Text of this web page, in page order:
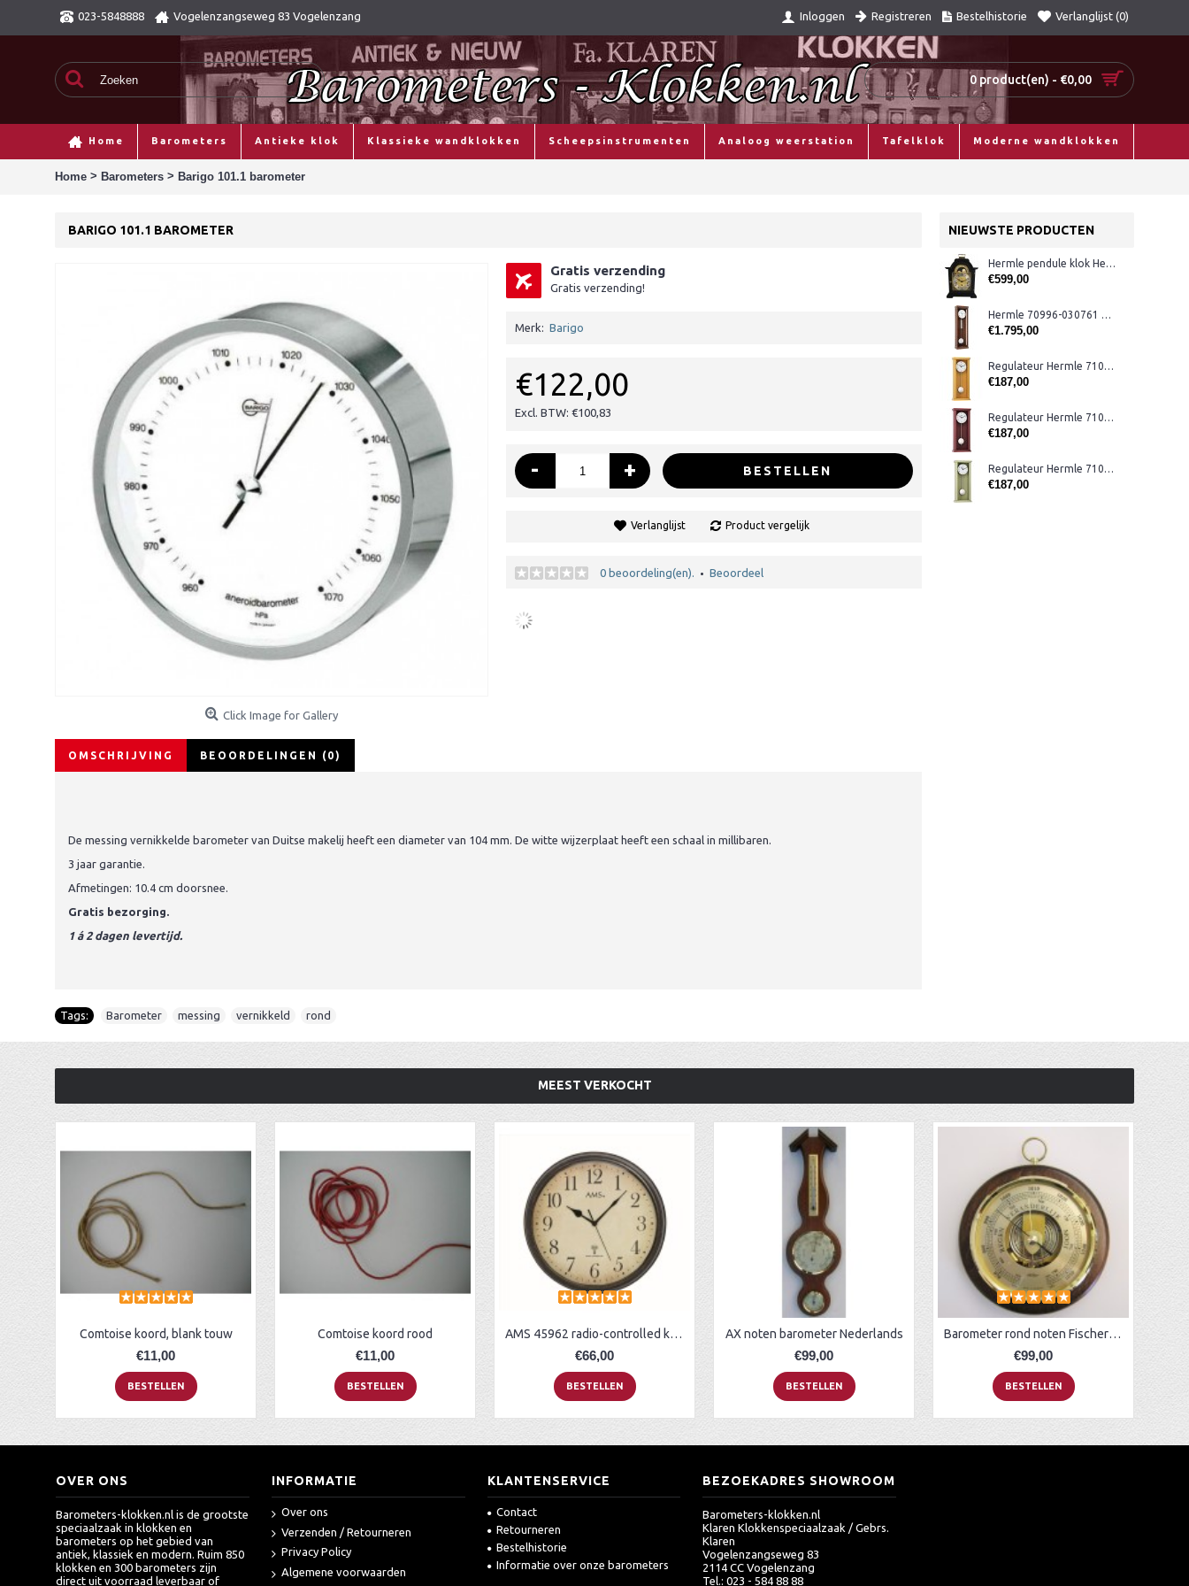
023-5848888 Vogelenzangseweg 83 Vogelenzang Inloggen Registreren Bestelhistorie Verlanglijst (0)
0 product(en) - €0,00
Home Barometers Antieke klok Klassieke wandklokken Scheepsinstrumenten Analoog weerstation Tafelklok Moderne wandklokken
Home > Barometers > Barigo 101.1 barometer
NIEUWSTE PRODUCTEN
Hermle pendule klok Hermle 22864-740340
€599,00
Hermle 70996-030761 maandloper
€1.795,00
Regulateur Hermle 71002-U92200 geel
€187,00
Regulateur Hermle 71002-362200 rood
€187,00
Regulateur Hermle 71002-U72200 groen
€187,00
BARIGO 101.1 BAROMETER
Click Image for Gallery
Gratis verzending
Gratis verzending!
Merk: Barigo
€122,00
Excl. BTW: €100,83
- + BESTELLEN
Verlanglijst Product vergelijk
0 beoordeling(en). • Beoordeel
OMSCHRIJVING BEOORDELINGEN (0)
De messing vernikkelde barometer van Duitse makelij heeft een diameter van 104 mm. De witte wijzerplaat heeft een schaal in millibaren.
3 jaar garantie.
Afmetingen: 10.4 cm doorsnee.
Gratis bezorging.
1 á 2 dagen levertijd.
Tags: Barometer messing vernikkeld rond
MEEST VERKOCHT
Comtoise koord, blank touw
€11,00
BESTELLEN
Comtoise koord rood
€11,00
BESTELLEN
AMS 45962 radio-controlled klok
€66,00
BESTELLEN
AX noten barometer Nederlands
€99,00
BESTELLEN
Barometer rond noten Fischer QT
€99,00
BESTELLEN
OVER ONS
Barometers-klokken.nl is de grootste
speciaalzaak in klokken en
barometers op het gebied van
antiek, klassiek en modern. Ruim 850
klokken en 300 barometers zijn
direct uit voorraad leverbaar of
INFORMATIE
Over ons
Verzenden / Retourneren
Privacy Policy
Algemene voorwaarden
KLANTENSERVICE
Contact
Retourneren
Bestelhistorie
Informatie over onze barometers
BEZOEKADRES SHOWROOM
Barometers-klokken.nl
Klaren Klokkenspeciaalzaak / Gebrs.
Klaren
Vogelenzangseweg 83
2114 CC Vogelenzang
Tel.: 023 - 584 88 88